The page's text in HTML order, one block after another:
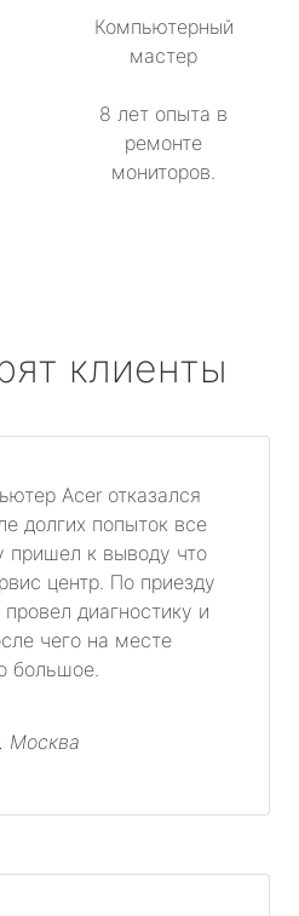
Компьютерный
мастер
8 лет опыта в
ремонте
мониторов.
клиенты
Acer отказался
долгих попыток все
пришел к выводу что
центр. По приезду
диагностику и
чего на месте
большое.
Москва